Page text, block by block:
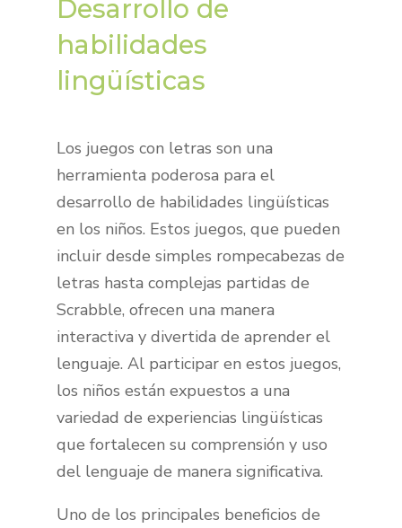
Desarrollo de
habilidades
lingüísticas
Los juegos con letras son una
herramienta poderosa para el
desarrollo de habilidades lingüísticas
en los niños. Estos juegos, que pueden
incluir desde simples rompecabezas de
letras hasta complejas partidas de
Scrabble, ofrecen una manera
interactiva y divertida de aprender el
lenguaje. Al participar en estos juegos,
los niños están expuestos a una
variedad de experiencias lingüísticas
que fortalecen su comprensión y uso
del lenguaje de manera significativa.
Uno de los principales beneficios de